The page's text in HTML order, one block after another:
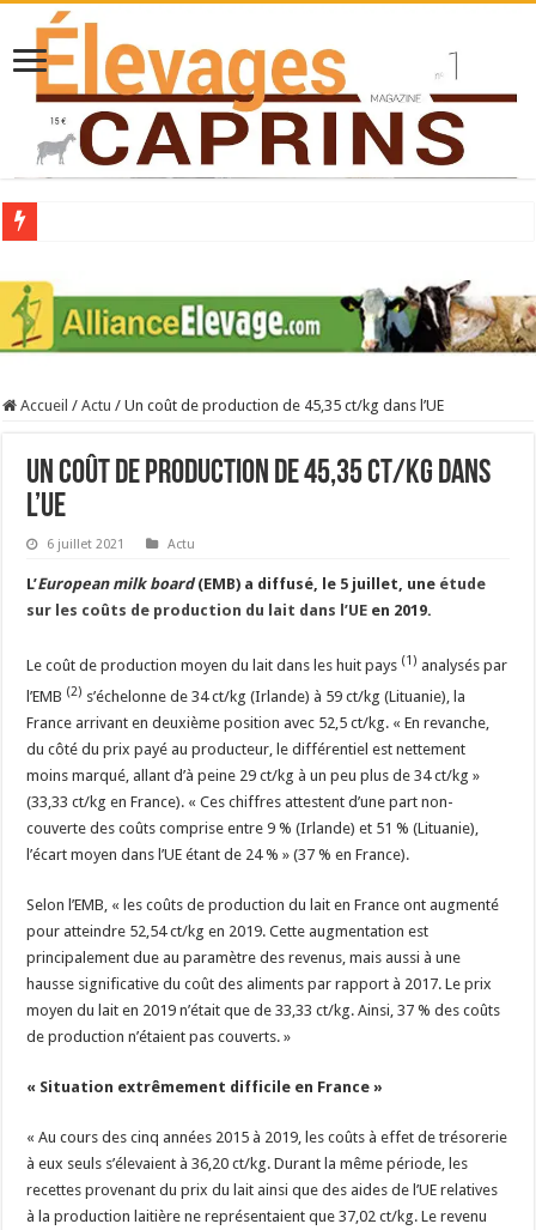
Stress thermique : quelles solutions concrètes pour protéger son troupeau ?
40 ans du Space : une présentation caprine quotidienne
La collecte de lait de chèvre confirme son rebond
Accueil / Actu / Un coût de production de 45,35 ct/kg dans l’UE
Un coût de production de 45,35 ct/kg dans
l’UE
6 juillet 2021 Actu
L’European milk board(EMB) a diffusé, le 5 juillet, une étude
sur les coûts de production du lait dans l’UE en 2019.
Le coût de production moyen du lait dans les huit pays (1) analysés par
l’EMB (2) s’échelonne de 34 ct/kg (Irlande) à 59 ct/kg (Lituanie), la
France arrivant en deuxième position avec 52,5 ct/kg. « En revanche,
du côté du prix payé au producteur, le différentiel est nettement
moins marqué, allant d’à peine 29 ct/kg à un peu plus de 34 ct/kg »
(33,33 ct/kg en France). « Ces chiffres attestent d’une part non-
couverte des coûts comprise entre 9 % (Irlande) et 51 % (Lituanie),
l’écart moyen dans l’UE étant de 24 % » (37 % en France).
Selon l’EMB, « les coûts de production du lait en France ont augmenté
pour atteindre 52,54 ct/kg en 2019. Cette augmentation est
principalement due au paramètre des revenus, mais aussi à une
hausse significative du coût des aliments par rapport à 2017. Le prix
moyen du lait en 2019 n’était que de 33,33 ct/kg. Ainsi, 37 % des coûts
de production n’étaient pas couverts. »
« Situation extrêmement difficile en France »
« Au cours des cinq années 2015 à 2019, les coûts à effet de trésorerie
à eux seuls s’élevaient à 36,20 ct/kg. Durant la même période, les
recettes provenant du prix du lait ainsi que des aides de l’UE relatives
à la production laitière ne représentaient que 37,02 ct/kg. Le revenu